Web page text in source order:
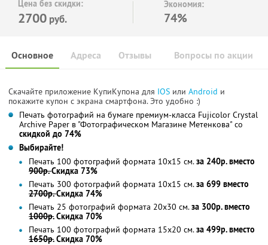
Цена без скидки:
2700 руб.
Экономия:
74%
Основное Отзывы Вопросы по акции
Адреса
Скачайте приложение КупиКупона для IOS или Android и
покажите купон с экрана смартфона. Это удобно :)
Печать фотографий на бумаге премиум-класса Fujicolor Crystal
Archive Paper в "Фотографическом Магазине Метенкова" со
скидкой до 74%
Выбирайте!
Печать 100 фотографий формата 10x15 см.за 240р. вместо
900р.Скидка 73%
Печать 300 фотографий формата 10x15 см.за 699 вместо
2700р.Скидка 74%
Печать 25 фотографий формата 20x30 см.за 300р. вместо
1000р.Скидка 70%
Печать 100 фотографий формата 15x20 см.за 499р. вместо
1650р.Скидка 70%